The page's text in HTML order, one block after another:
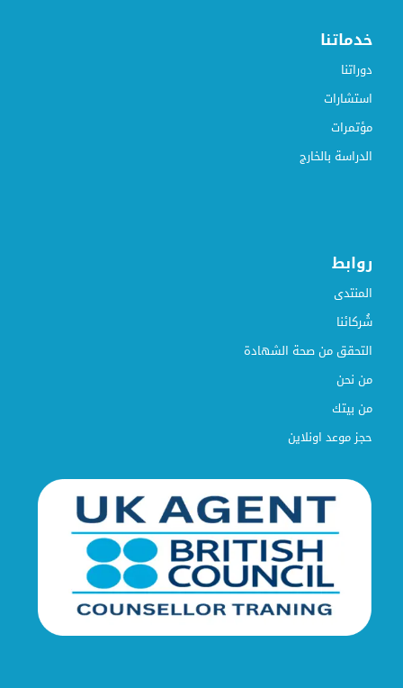
خدماتنا
دوراتنا
استشارات
مؤتمرات
الدراسة بالخارج
روابط
المنتدى
شُركائنا
التحقق من صحة الشهادة
من نحن
من بيتك
حجز موعد اونلاين